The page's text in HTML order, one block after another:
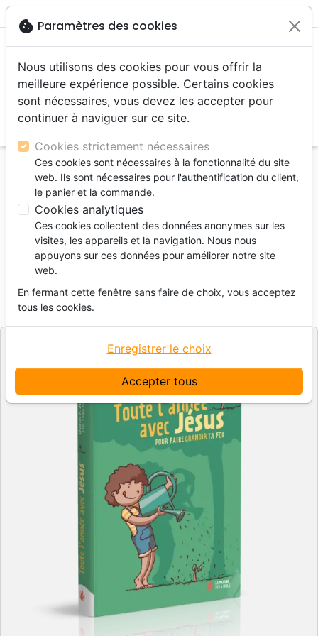
menu
Accueil
Jeunesse
TOUTE L'ANNEE AVEC JESUS - POUR FAIRE
GRANDIR TA FOI
TOUTE L'ANNEE AVEC JESUS - POUR
FAIRE GRANDIR TA FOI
Charles Stanley
RéférenceMB3586 EAN9782826035862
Editeur MAISON DE LA BIBLE
cookie Paramètres des cookies
Nous utilisons des cookies pour vous offrir la
meilleure expérience possible. Certains cookies
sont nécessaires, vous devez les accepter pour
continuer à naviguer sur ce site.
Cookies strictement nécessaires
Ces cookies sont nécessaires à la fonctionnalité du site
web. Ils sont nécessaires pour l'authentification du client,
le panier et la commande.
Cookies analytiques
Ces cookies collectent des données anonymes sur les
visites, les appareils et la navigation. Nous nous
appuyons sur ces données pour améliorer notre site
web.
En fermant cette fenêtre sans faire de choix, vous acceptez
tous les cookies.
Accepter tous
Enregistrer le choix